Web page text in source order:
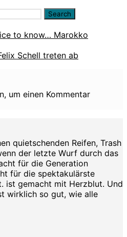
to know… Marokko
Schell treten ab
um einen Kommentar
quietschenden Reifen, Trash
der letzte Wurf durch das
für die Generation
für die spektakulärste
ist gemacht mit Herzblut. Und
wirklich so gut, wie alle